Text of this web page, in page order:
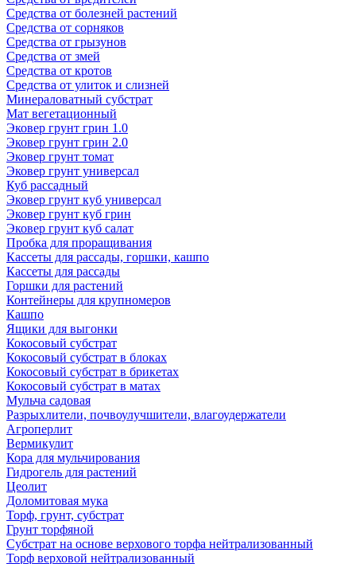
Средства от болезней растений
Средства от сорняков
Средства от грызунов
Средства от змей
Средства от кротов
Средства от улиток и слизней
Минераловатный субстрат
Мат вегетационный
Эковер грунт грин 1.0
Эковер грунт грин 2.0
Эковер грунт томат
Эковер грунт универсал
Куб рассадный
Эковер грунт куб универсал
Эковер грунт куб грин
Эковер грунт куб салат
Пробка для проращивания
Кассеты для рассады, горшки, кашпо
Кассеты для рассады
Горшки для растений
Контейнеры для крупномеров
Кашпо
Ящики для выгонки
Кокосовый субстрат
Кокосовый субстрат в блоках
Кокосовый субстрат в брикетах
Кокосовый субстрат в матах
Мульча садовая
Разрыхлители, почвоулучшители, влагоудержатели
Агроперлит
Вермикулит
Кора для мульчирования
Гидрогель для растений
Цеолит
Доломитовая мука
Торф, грунт, субстрат
Грунт торфяной
Субстрат на основе верхового торфа нейтрализованный
Торф верховой нейтрализованный